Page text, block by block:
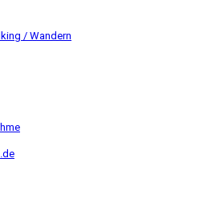
/ Wandern